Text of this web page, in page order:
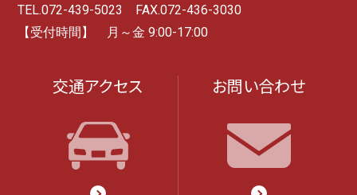
TEL.072-439-5023 FAX.072-436-3030
【受付時間】 月～金 9:00-17:00
交通アクセス お問い合わせ